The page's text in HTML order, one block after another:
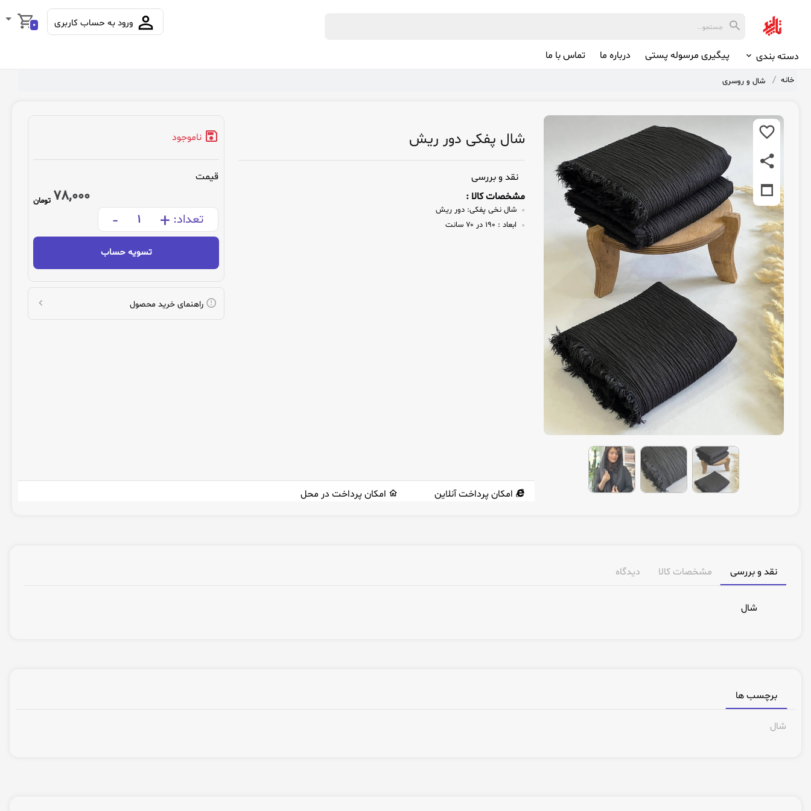
0 ورود به حساب کاربری
دسته بندی پیگیری مرسوله پستی درباره ما تماس با ما
خانه شال و روسری
شال پفکی دور ریش
نقد و بررسی
مشخصات کالا :
شال نخی پفکی: دور ریش
ابعاد :
ناموجود
قیمت
78,000 تومان
تعداد: +
-
تسویه حساب
راهنمای خرید محصول
امکان پرداخت آنلاین امکان پرداخت در محل
نقد و بررسی مشخصات کالا دیدگاه
شال
برچسب ها
شال